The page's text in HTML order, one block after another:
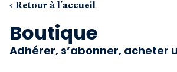
‹ Retour à l'accueil
Boutique
Adhérer, s’abonner, acheter